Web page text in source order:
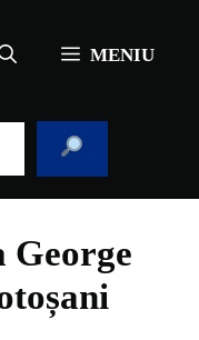
MENIU
George